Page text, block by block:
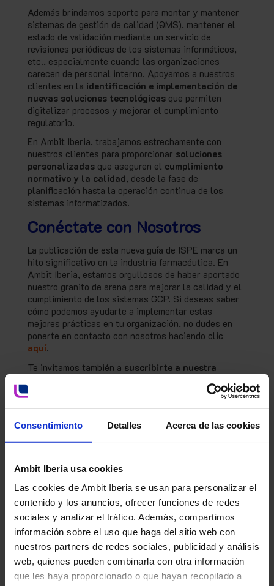
Consentimiento Detalles Acerca de las cookies
Ambit Iberia usa cookies
Las cookies de Ambit Iberia se usan para personalizar el
contenido y los anuncios, ofrecer funciones de redes
sociales y analizar el tráfico. Además, compartimos
información sobre el uso que haga del sitio web con
nuestros partners de redes sociales, publicidad y análisis
web, quienes pueden combinarla con otra información
que les haya proporcionado o que hayan recopilado a
Además brindamos soporte para montar y mantener
sistemas de gestión de calidad (QMS), mantener el
estado de validación mediante un servicio de
revisiones periódicas de los sistemas informáticos,
etc., especialmente cuando las organizaciones
carecen de personal interno. Apoyamos a nuestros
clientes en la identificación e implementación de
nuevas soluciones tecnológicas que permiten
digitalizar procesos y mejorar el cumplimiento
regulatorio.
En Ambit Iberia, trabajamos estrechamente con
nuestros clientes para proporcionar soluciones
personalizadas que aseguren el cumplimiento
normativo y la calidad, desde la fase de
planificación hasta la operación continua de los
sistemas informatizados.
Conéctate con Nosotros
La publicación de esta nueva guía de ISPE marca un
hito significativo en la industria farmacéutica. En
Ambit Iberia, estamos orgullosos de haber aportado
nuestro granito de arena para mejorar la calidad y el
cumplimiento de los sistemas GCP. Si deseas saber
cómo podemos ayudarte a implementar estas
mejores prácticas en tu organización, no dudes en
ponerte en contacto con nosotros haciendo clic
aquí.
Te invitamos también a suscribirte a nuestra
novedades en la industria y acceder a recursos que
ayudarte a alcanzar el éxito en cada paso del
camino!
20 años en el desarrollo de estrategias y
IT. Ayudamos a los sectores farmacéutico, producto
sanitario y producto sanitario de IVD (
in vitro
diagnosis ) a cumplir con la regulación en todo el
ciclo de vida del producto. Diseñamos e
implementamos infraestructuras innovadoras gracias
a una oferta de servicios globales como palanca
facilitadora de la transformación digital.